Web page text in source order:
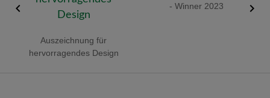
Auszeichnung für
hervorragendes Design
- Winner 2023